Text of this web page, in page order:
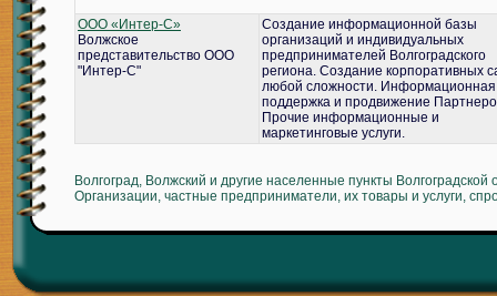
ООО «Интер-С»
Волжское
представительство ООО
"Интер-С"
Создание информационной базы
организаций и индивидуальных
предпринимателей Волгоградского
региона. Создание корпоративных
любой сложности. Информационная
поддержка и продвижение
Прочие информационные и
маркетинговые услуги.
Волгоград, Волжский и другие населенные пункты Волгоградской
Организации, частные предприниматели, их товары и услуги,